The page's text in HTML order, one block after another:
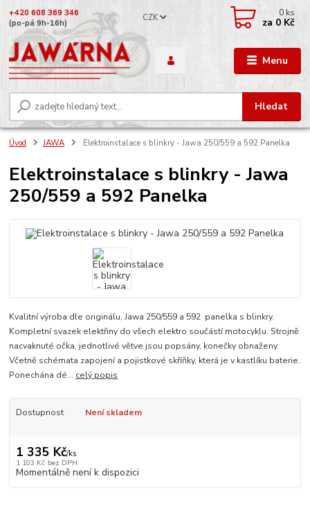
Menu
CZK
Hledat
+420 608 369 346
(po-pá 9h-16h)
0 ks
za 0 Kč
Úvod JAWA Elektroinstalace s blinkry - Jawa 250/559 a 592 Panelka
Elektroinstalace s blinkry - Jawa
250/559 a 592 Panelka
Kvalitní výroba dle originálu, Jawa 250/559 a 592 panelka s blinkry.
Kompletní svazek elektřiny do všech elektro součástí motocyklu. Strojně
nacvaknuté očka, jednotlivé větve jsou popsány, konečky obnaženy.
Včetně schémata zapojení a pojistkové skříňky, která je v kastlíku baterie.
Ponechána dé... celý popis
Dostupnost Není skladem
1 335 Kč/ks
1 103 Kč bez DPH
Momentálně není k dispozici